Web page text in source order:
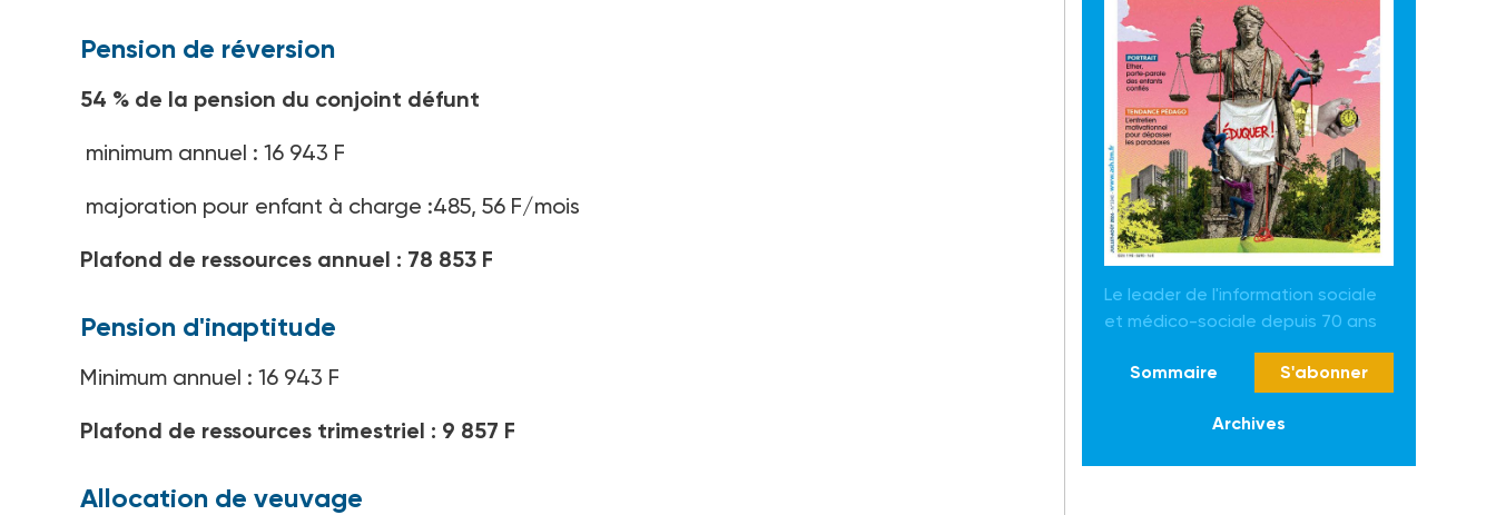
Pension de réversion
54 % de la pension du conjoint défunt
minimum annuel : 16 943 F
majoration pour enfant à charge :485, 56 F/mois
Plafond de ressources annuel : 78 853 F
Pension d'inaptitude
Minimum annuel : 16 943 F
Plafond de ressources trimestriel : 9 857 F
Allocation de veuvage
Le leader de l'information sociale
et médico-sociale depuis 70 ans
Sommaire S'abonner
Archives